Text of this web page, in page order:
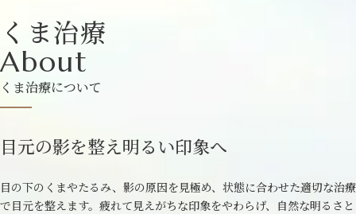
くま治療
About
くま治療について
目元の影を整え明るい印象へ
目の下のくまやたるみ、影の原因を見極め、状態に合わせた適切な治療
で目元を整えます。疲れて見えがちな印象をやわらげ、自然な明るさと